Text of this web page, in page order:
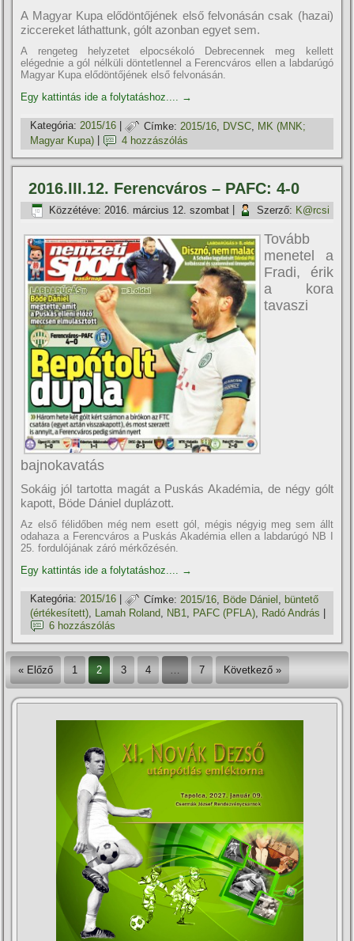
A Magyar Kupa elődöntőjének első felvonásán csak (hazai)
ziccereket láthattunk, gólt azonban egyet sem.
A rengeteg helyzetet elpocsékoló Debrecennek meg kellett
elégednie a gól nélküli döntetlennel a Ferencváros ellen a labdarúgó
Magyar Kupa elődöntőjének első felvonásán.
Egy kattintás ide a folytatáshoz.... →
Kategória: 2015/16 | Címke: 2015/16 DVSC MK (MNK;
Magyar Kupa)
4 hozzászólás
2016.III.12. Ferencváros – PAFC: 4-0
Közzétéve: 2016. március 12. szombat Szerző: K@rcsi
Tovább
menetel a
Fradi, érik
a kora
tavaszi
bajnokavatás
Sokáig jól tartotta magát a Puskás Akadémia, de négy gólt
kapott, Böde Dániel duplázott.
Az első félidőben még nem esett gól, mégis négyig meg sem állt
odahaza a Ferencváros a Puskás Akadémia ellen a labdarúgó NB I
25. fordulójának záró mérkőzésén.
Egy kattintás ide a folytatáshoz.... →
Kategória: 2015/16 | Címke: 2015/16 Böde Dániel ,büntető
(értékesí­tett), Lamah Roland, NB1, PAFC (PFLA), Radó András
6 hozzászólás
« Előző 1 2 3 4 … 7 Következő »